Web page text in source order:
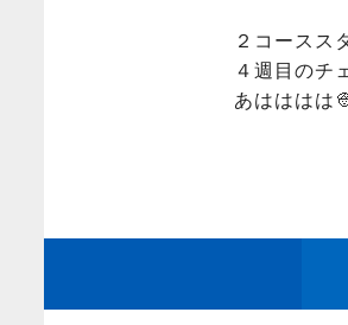
２コースス
４週目のチ
あはははは